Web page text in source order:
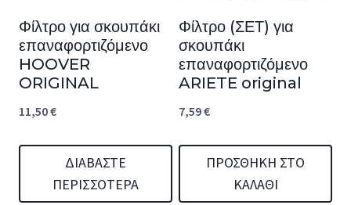
Φίλτρο για σκουπάκι
επαναφορτιζόμενο
HOOVER
ORIGINAL
11,50€
ΔΙΑΒΆΣΤΕ
ΠΕΡΙΣΣΌΤΕΡΑ
Φίλτρο (ΣΕΤ) για
σκουπάκι
επαναφορτιζόμενο
ARIETE original
7,59€
ΠΡΟΣΘΉΚΗ ΣΤΟ
ΚΑΛΆΘΙ